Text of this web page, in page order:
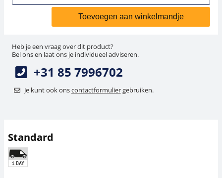
Toevoegen aan winkelmandje
Heb je een vraag over dit product?
Bel ons en laat ons je individueel adviseren.
+31 85 7996702
Je kunt ook onscontactformuliergebruiken.
Standard